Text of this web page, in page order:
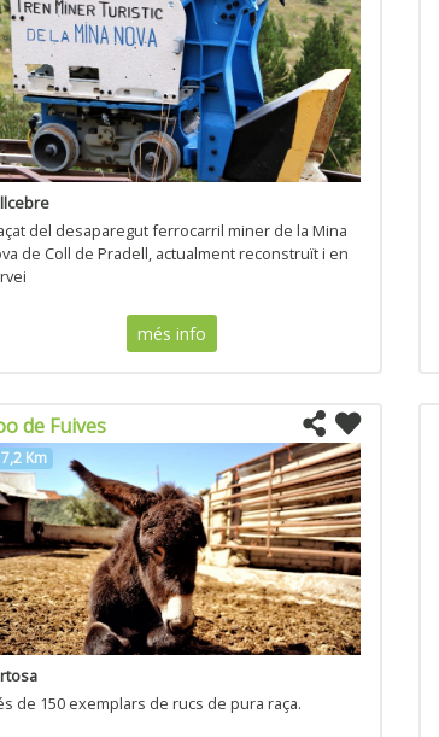
del desaparegut ferrocarril miner de la Mina
de Coll de Pradell, actualment reconstruït i en
més info
de Fuives
Km
de 150 exemplars de rucs de pura raça.